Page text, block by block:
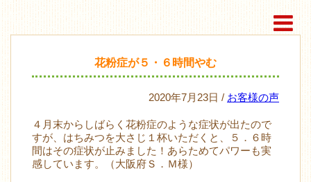
花粉症が５・６時間やむ
2020年7月23日 / お客様の声
４月末からしばらく花粉症のような症状が出たので
すが、はちみつを大さじ１杯いただくと、５．６時
間はその症状が止みました！あらためてパワーも実
感しています。（大阪府Ｓ．Ｍ様）